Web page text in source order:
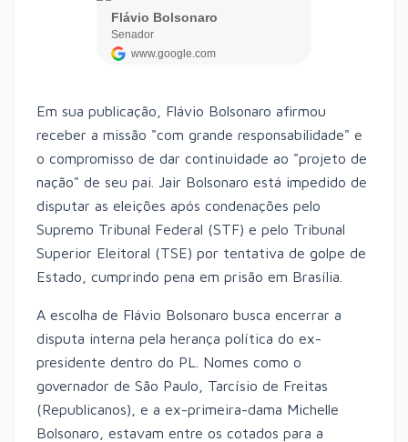
Em sua publicação, Flávio Bolsonaro afirmou
receber a missão "com grande responsabilidade" e
o compromisso de dar continuidade ao "projeto de
nação" de seu pai. Jair Bolsonaro está impedido de
disputar as eleições após condenações pelo
Supremo Tribunal Federal (STF) e pelo Tribunal
Superior Eleitoral (TSE) por tentativa de golpe de
Estado, cumprindo pena em prisão em Brasília.
A escolha de Flávio Bolsonaro busca encerrar a
disputa interna pela herança política do ex-
presidente dentro do PL. Nomes como o
governador de São Paulo, Tarcísio de Freitas
(Republicanos), e a ex-primeira-dama Michelle
Bolsonaro, estavam entre os cotados para a